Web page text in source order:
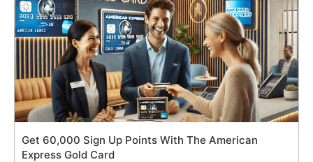
Get 60,000 Sign Up Points With The American
Express Gold Card